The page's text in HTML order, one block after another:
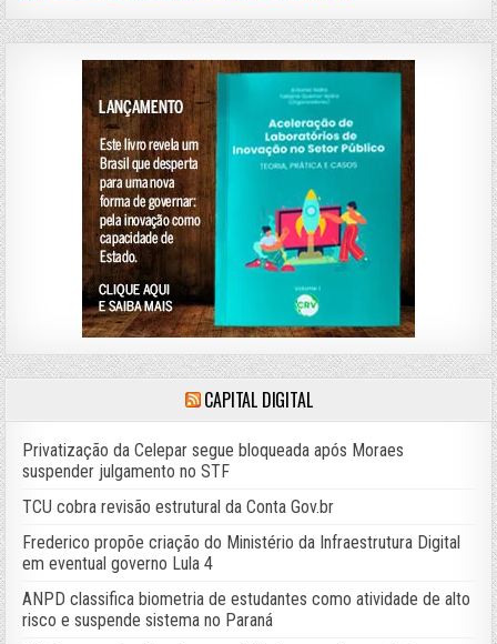
CAPITAL DIGITAL
Privatização da Celepar segue bloqueada após Moraes
suspender julgamento no STF
TCU cobra revisão estrutural da Conta Gov.br
Frederico propõe criação do Ministério da Infraestrutura Digital
em eventual governo Lula 4
ANPD classifica biometria de estudantes como atividade de alto
risco e suspende sistema no Paraná